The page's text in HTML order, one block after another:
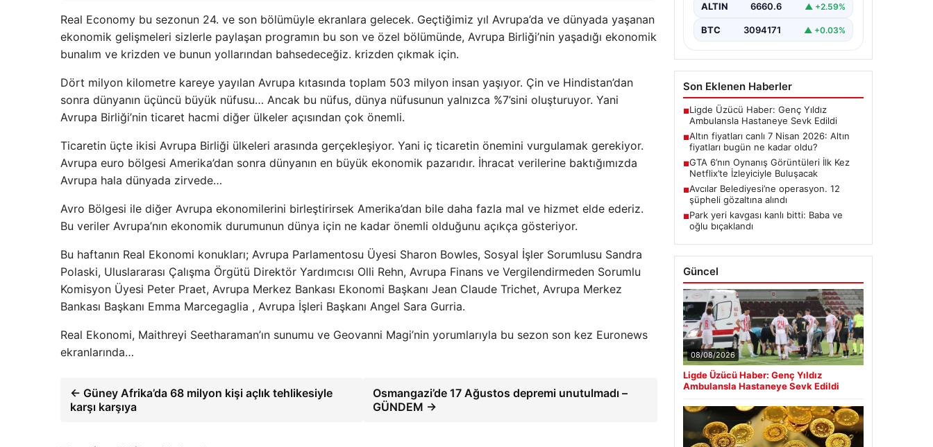
Real Economy bu sezonun 24. ve son bölümüyle ekranlara gelecek. Geçtiğimiz yıl Avrupa’da ve dünyada yaşanan
ekonomik gelişmeleri sizlerle paylaşan programın bu son ve özel bölümünde, Avrupa Birliği’nin yaşadığı ekonomik
bunalım ve krizden ve bunun yollarından bahsedeceğiz. krizden çıkmak için.
Dört milyon kilometre kareye yayılan Avrupa kıtasında toplam 503 milyon insan yaşıyor. Çin ve Hindistan’dan
sonra dünyanın üçüncü büyük nüfusu… Ancak bu nüfus, dünya nüfusunun yalnızca %7’sini oluşturuyor. Yani
Avrupa Birliği’nin ticaret hacmi diğer ülkeler açısından çok önemli.
Ticaretin üçte ikisi Avrupa Birliği ülkeleri arasında gerçekleşiyor. Yani iç ticaretin önemini vurgulamak gerekiyor.
Avrupa euro bölgesi Amerika’dan sonra dünyanın en büyük ekonomik pazarıdır. İhracat verilerine baktığımızda
Avrupa hala dünyada zirvede…
Avro Bölgesi ile diğer Avrupa ekonomilerini birleştirirsek Amerika’dan bile daha fazla mal ve hizmet elde ederiz.
Bu veriler Avrupa’nın ekonomik durumunun dünya için ne kadar önemli olduğunu açıkça gösteriyor.
Bu haftanın Real Ekonomi konukları; Avrupa Parlamentosu Üyesi Sharon Bowles, Sosyal İşler Sorumlusu Sandra
Polaski, Uluslararası Çalışma Örgütü Direktör Yardımcısı Olli Rehn, Avrupa Finans ve Vergilendirmeden Sorumlu
Komisyon Üyesi Peter Praet, Avrupa Merkez Bankası Ekonomi Başkanı Jean Claude Trichet, Avrupa Merkez
Bankası Başkanı Emma Marcegaglia , Avrupa İşleri Başkanı Angel Sara Gurria.
Real Ekonomi, Maithreyi Seetharaman’ın sunumu ve Geovanni Magi’nin yorumlarıyla bu sezon son kez Euronews
ekranlarında…
← Güney Afrika’da 68 milyon kişi açlık tehlikesiyle
karşı karşıya
Osmangazi’de 17 Ağustos depremi unutulmadı –
GÜNDEM →
ALTIN 6660.6 ▲ +2.59%
BTC 3094171 ▲ +0.03%
Son Eklenen Haberler
■Ligde Üzücü Haber: Genç Yıldız
Ambulansla Hastaneye Sevk Edildi
■Altın fiyatları canlı 7 Nisan 2026: Altın
fiyatları bugün ne kadar oldu?
■GTA 6’nın Oynanış Görüntüleri İlk Kez
Netflix’te İzleyiciyle Buluşacak
■Avcılar Belediyesi’ne operasyon. 12
şüpheli gözaltına alındı
■Park yeri kavgası kanlı bitti: Baba ve
oğlu bıçaklandı
Güncel
08/08/2026
Ligde Üzücü Haber: Genç Yıldız
Ambulansla Hastaneye Sevk Edildi